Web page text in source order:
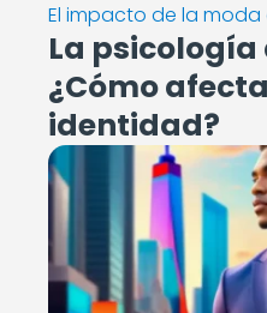
El impacto de la
La
¿Cómo
identidad?